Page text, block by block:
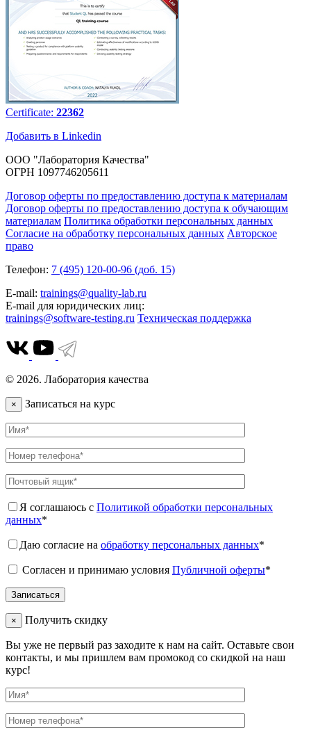
Certificate: 22362
Добавить в Linkedin
ООО "Лаборатория Качества"
ОГРН 1097746205611
Договор оферты по предоставлению доступа к материалам
Договор оферты по предоставлению доступа к обучающим
материалам Политика обработки персональных данных
Согласие на обработку персональных данных Авторское
право
Телефон: 7 (495) 120-00-96 (доб. 15)
E-mail: trainings@quality-lab.ru
E-mail для юридических лиц:
trainings@software-testing.ru Техническая поддержка
© 2026. Лаборатория качества
× Записаться на курс
Я соглашаюсь с Политикой обработки персональных
данных*
Даю согласие на обработку персональных данных*
Согласен и принимаю условия Публичной оферты*
× Получить скидку
Вы уже не первый раз заходите к нам на сайт. Оставьте свои
контакты, и мы пришлем вам промокод со скидкой на наш
курс!